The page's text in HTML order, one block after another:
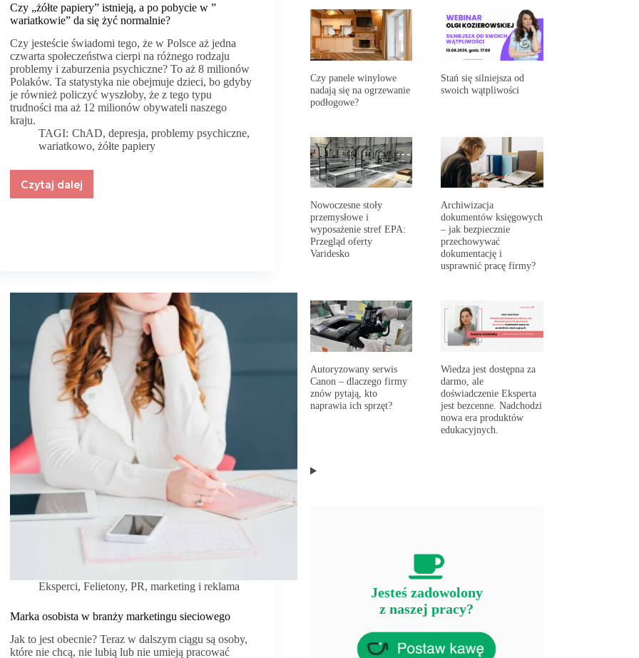
Czy „żółte papiery” istnieją, a po pobycie w ”
wariatkowie” da się żyć normalnie?
Czy jesteście świadomi tego, że w Polsce aż jedna
czwarta społeczeństwa cierpi na różnego rodzaju
problemy i zaburzenia psychiczne? To aż 8 milionów
Polaków. Ta statystyka nie obejmuje dzieci, bo gdyby
je również policzyć wyszłoby, że z tego typu
trudności ma aż 12 milionów obywateli naszego
kraju.
TAGI: ChAD, depresja, problemy psychiczne,
wariatkowo,żółte papiery
Czytaj dalej
Czy
wariatkowie”
da
się
żyć
normalnie?
Eksperci,Felietony,PR, marketing i reklama
Marka osobista w branży marketingu sieciowego
Jak to jest obecnie? Teraz w dalszym ciągu są osoby,
które nie chcą, nie lubią lub nie umieją pracować
Czy panele winylowe
nadają się na ogrzewanie
podłogowe?
Stań się silniejsza od
swoich wątpliwości
Nowoczesne stoły
przemysłowe i
wyposażenie stref EPA:
Przegląd oferty
Varidesko
Archiwizacja
dokumentów księgowych
– jak bezpiecznie
przechowywać
dokumentację i
usprawnić pracę firmy?
Autoryzowany serwis
Canon – dlaczego firmy
znów pytają, kto
naprawia ich sprzęt?
Wiedza jest dostępna za
darmo, ale
doświadczenie Eksperta
jest bezcenne. Nadchodzi
nowa era produktów
edukacyjnych.
Jesteś zadowolony
z naszej pracy?